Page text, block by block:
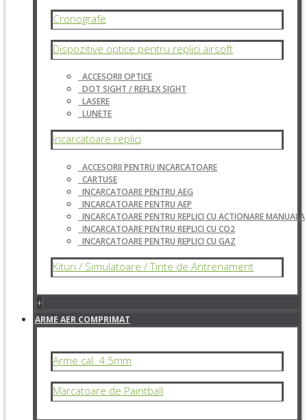
Cronografe
Dispozitive optice pentru replici airsoft
ACCESORII OPTICE
DOT SIGHT / REFLEX SIGHT
LASERE
LUNETE
Incarcatoare replici
ACCESORII PENTRU INCARCATOARE
CARTUSE
INCARCATOARE PENTRU AEG
INCARCATOARE PENTRU AEP
INCARCATOARE PENTRU REPLICI CU ACTIONARE MANUALA
INCARCATOARE PENTRU REPLICI CU CO2
INCARCATOARE PENTRU REPLICI CU GAZ
Kituri / Simulatoare / Tinte de Antrenament
+
ARME AER COMPRIMAT
Arme cal. 4.5mm
Marcatoare de Paintball